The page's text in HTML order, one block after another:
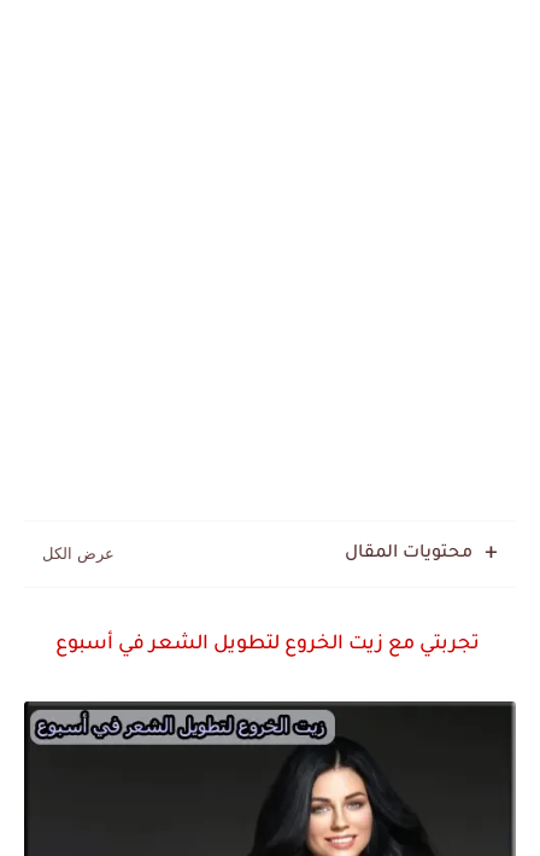
محتويات المقال
تجربتي مع زيت الخروع لتطويل الشعر في أسبوع